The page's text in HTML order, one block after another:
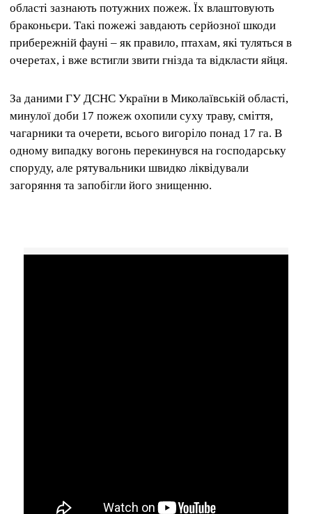
області зазнають потужних пожеж. Їх влаштовують
браконьєри. Такі пожежі завдають серйозної шкоди
прибережній фауні – як правило, птахам, які туляться в
очеретах, і вже встигли звити гнізда та відкласти яйця.
За даними ГУ ДСНС України в Миколаївській області,
минулої доби 17 пожеж охопили суху траву, сміття,
чагарники та очерети, всього вигоріло понад 17 га. В
одному випадку вогонь перекинувся на господарську
споруду, але рятувальники швидко ліквідували
загоряння та запобігли його знищенню.